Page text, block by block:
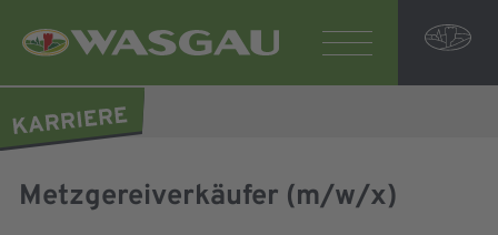
Metzgereiverkäufer (m/w/x)